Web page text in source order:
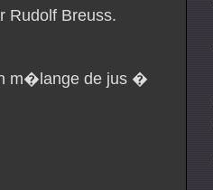
Rudolf Breuss.
m�lange de jus �